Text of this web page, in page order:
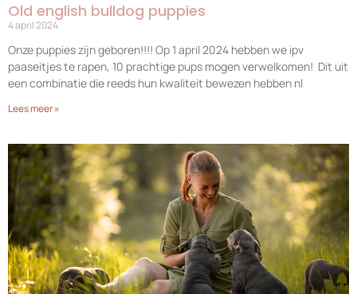
Old english bulldog puppies
4 april 2024
Onze puppies zijn geboren!!!! Op 1 april 2024 hebben we ipv
paaseitjes te rapen, 10 prachtige pups mogen verwelkomen! Dit uit
een combinatie die reeds hun kwaliteit bewezen hebben nl
Lees meer »